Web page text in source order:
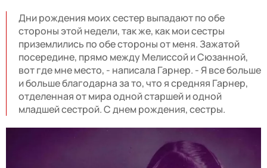
Дни рождения моих сестер выпадают по обе
стороны этой недели, так же, как мои сестры
приземлились по обе стороны от меня. Зажатой
посередине, прямо между Мелиссой и Сюзанной,
вот где мне место, - написала Гарнер. - Я все больше
и больше благодарна за то, что я средняя Гарнер,
отделенная от мира одной старшей и одной
младшей сестрой. С днем ​​рождения, сестры.